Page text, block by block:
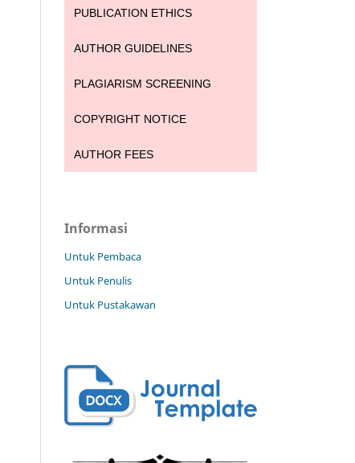
PUBLICATION ETHICS
AUTHOR GUIDELINES
PLAGIARISM SCREENING
COPYRIGHT NOTICE
AUTHOR FEES
Informasi
Untuk Pembaca
Untuk Penulis
Untuk Pustakawan